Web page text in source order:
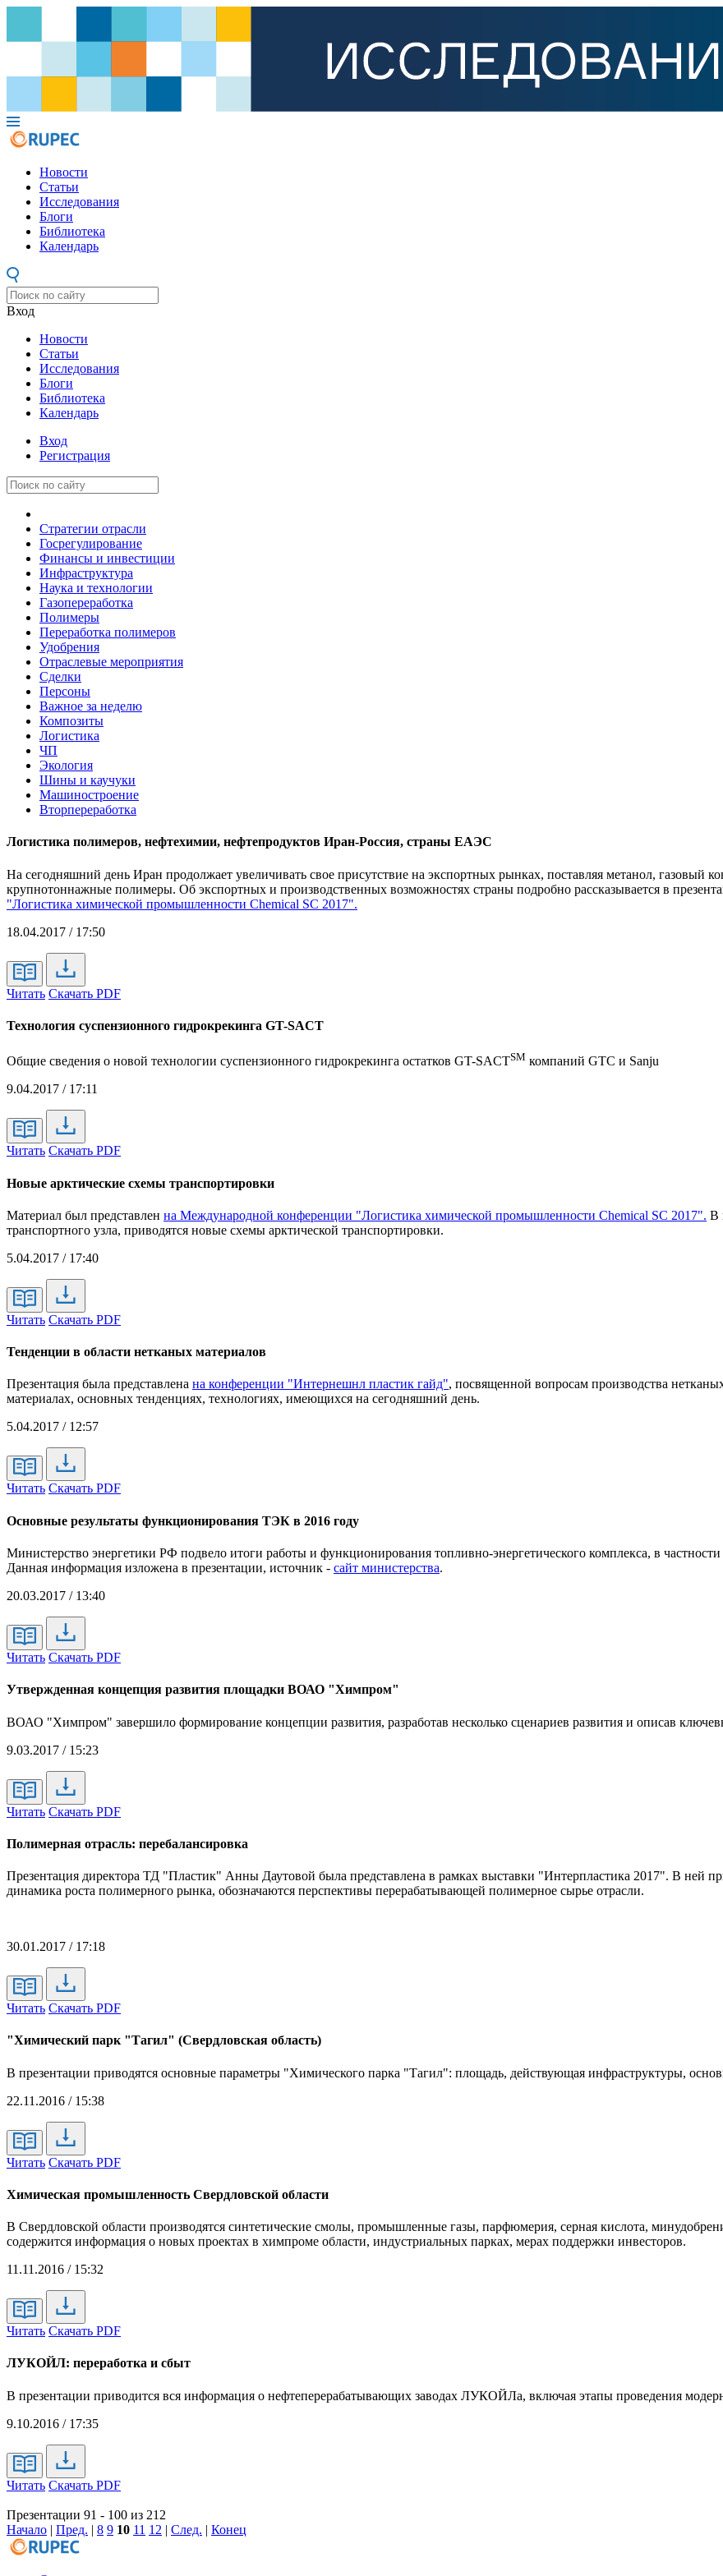
Новости
Статьи
Исследования
Блоги
Библиотека
Календарь
Вход
Новости
Статьи
Исследования
Блоги
Библиотека
Календарь
Вход
Регистрация
Стратегии отрасли
Госрегулирование
Финансы и инвестиции
Инфраструктура
Наука и технологии
Газопереработка
Полимеры
Переработка полимеров
Удобрения
Отраслевые мероприятия
Сделки
Персоны
Важное за неделю
Композиты
Логистика
ЧП
Экология
Шины и каучуки
Машиностроение
Вторпереработка
Логистика полимеров, нефтехимии, нефтепродуктов Иран-Россия, страны ЕАЭС
На сегодняшний день Иран продолжает увеличивать свое присутствие на экспортных рынках, поставляя метанол, газовый
крупнотоннажные полимеры. Об экспортных и производственных возможностях страны подробно рассказывается в
"Логистика химической промышленности Chemical SC 2017".
18.04.2017 / 17:50
Читать Скачать PDF
Технология суспензионного гидрокрекинга GT-SACT
Общие сведения о новой технологии суспензионного гидрокрекинга остатков GT-SACTSM компаний GTC и Sanju
9.04.2017 / 17:11
Читать Скачать PDF
Новые арктические схемы транспортировки
Материал был представлен на Международной конференции "Логистика химической промышленности Chemical SC 2017". В
транспортного узла, приводятся новые схемы арктической транспортировки.
5.04.2017 / 17:40
Читать Скачать PDF
Тенденции в области нетканых материалов
Презентация была представлена на конференции "Интернешнл пластик гайд", посвященной вопросам производства
материалах, основных тенденциях, технологиях, имеющихся на сегодняшний день.
5.04.2017 / 12:57
Читать Скачать PDF
Основные результаты функционирования ТЭК в 2016 году
Министерство энергетики РФ подвело итоги работы и функционирования топливно-энергетического комплекса, в частности
Данная информация изложена в презентации, источник - сайт министерства.
20.03.2017 / 13:40
Читать Скачать PDF
Утвержденная концепция развития площадки ВОАО "Химпром"
ВОАО "Химпром" завершило формирование концепции развития, разработав несколько сценариев развития и описав
9.03.2017 / 15:23
Читать Скачать PDF
Полимерная отрасль: перебалансировка
Презентация директора ТД "Пластик" Анны Даутовой была представлена в рамках выставки "Интерпластика 2017". В ней
динамика роста полимерного рынка, обозначаются перспективы перерабатывающей полимерное сырье отрасли.
30.01.2017 / 17:18
Читать Скачать PDF
"Химический парк "Тагил" (Свердловская область)
В презентации приводятся основные параметры "Химического парка "Тагил": площадь, действующая инфраструктуры,
22.11.2016 / 15:38
Читать Скачать PDF
Химическая промышленность Свердловской области
В Свердловской области производятся синтетические смолы, промышленные газы, парфюмерия, серная кислота,
содержится информация о новых проектах в химпроме области, индустриальных парках, мерах поддержки инвесторов.
11.11.2016 / 15:32
Читать Скачать PDF
ЛУКОЙЛ: переработка и сбыт
В презентации приводится вся информация о нефтеперерабатывающих заводах ЛУКОЙЛа, включая этапы проведения
9.10.2016 / 17:35
Читать Скачать PDF
Презентации 91 - 100 из 212
Начало | Пред. | 8 9 10 11 12 | След. | Конец